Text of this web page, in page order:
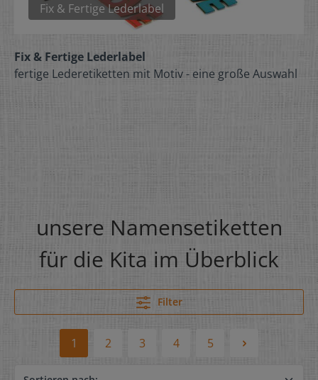
Fix & Fertige Lederlabel
Fix & Fertige Lederlabel
fertige Lederetiketten mit Motiv - eine große Auswahl
unsere Namensetiketten
für die Kita im Überblick
Filter
1 2 3 4 5